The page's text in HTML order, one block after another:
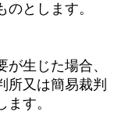
とします。
生じた場合、
所又は簡易裁判
す。